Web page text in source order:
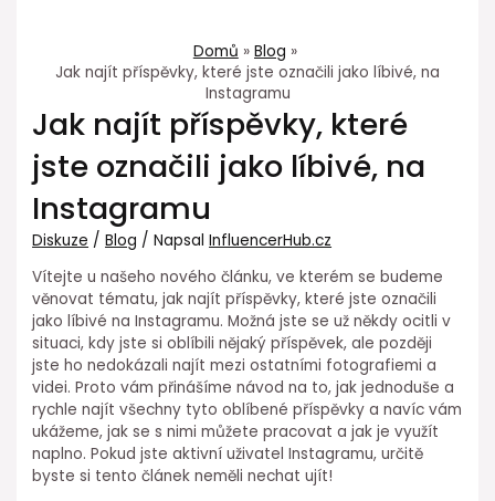
Domů
Blog
Jak najít příspěvky, které jste označili jako líbivé, na
Instagramu
Jak najít příspěvky, které
jste označili jako líbivé, na
Instagramu
Diskuze /Blog / NapsalInfluencerHub.cz
Vítejte u našeho nového článku, ve kterém se budeme
věnovat tématu, jak najít příspěvky, které jste označili
jako líbivé na Instagramu. Možná jste se už někdy ocitli v
situaci, kdy jste si oblíbili nějaký příspěvek, ale později
jste ho nedokázali najít mezi ostatními fotografiemi a
videi. Proto vám přinášíme návod na to, jak jednoduše a
rychle najít všechny tyto oblíbené příspěvky a navíc vám
ukážeme, jak se s nimi můžete pracovat a jak je využít
naplno. Pokud jste aktivní uživatel Instagramu, určitě
byste si tento článek neměli nechat ujít!